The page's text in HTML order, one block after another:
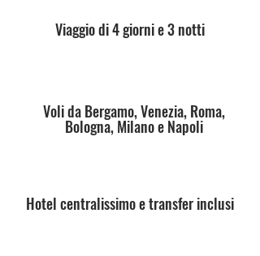
Viaggio di 4 giorni e 3 notti
Voli da Bergamo, Venezia, Roma,
Bologna, Milano e Napoli
Hotel centralissimo e transfer inclusi